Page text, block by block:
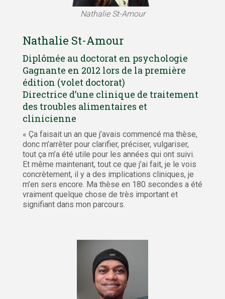
Nathalie St-Amour
Nathalie St-Amour
Diplômée au doctorat en psychologie
Gagnante en 2012 lors de la première
édition (volet doctorat)
Directrice d’une clinique de traitement
des troubles alimentaires et
clinicienne
« Ça faisait un an que j’avais commencé ma thèse,
donc m’arrêter pour clarifier, préciser, vulgariser,
tout ça m’a été utile pour les années qui ont suivi.
Et même maintenant, tout ce que j’ai fait, je le vois
concrètement, il y a des implications cliniques, je
m’en sers encore. Ma thèse en 180 secondes a été
vraiment quelque chose de très important et
signifiant dans mon parcours.